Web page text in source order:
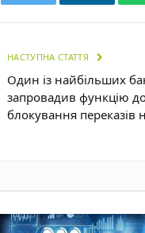
НАСТУПНА СТАТТЯ
Один із найбільших
запровадив функцію
блокування переказів